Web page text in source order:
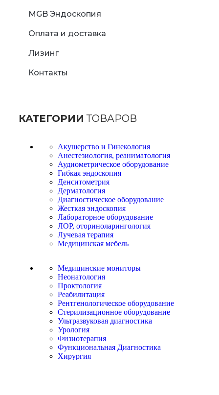
MGB Эндоскопия
Оплата и доставка
Лизинг
Контакты
КАТЕГОРИИ ТОВАРОВ
Акушерство и Гинекология
Анестезиология, реаниматология
Аудиометрическое оборудование
Гибкая эндоскопия
Денситометрия
Дерматология
Диагностическое оборудование
Жесткая эндоскопия
Лабораторное оборудование
ЛОР, оториноларингология
Лучевая терапия
Медицинская мебель
Медицинские мониторы
Неонатология
Проктология
Реабилитация
Рентгенологическое оборудование
Стерилизационное оборудование
Ультразвуковая диагностика
Урология
Физиотерапия
Функциональная Диагностика
Хирургия